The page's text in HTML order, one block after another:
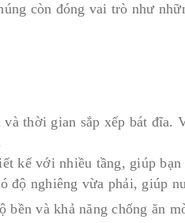
còn đóng vai trò như
thời gian sắp xếp bát đĩa.
kế với nhiều tầng, giúp
độ nghiêng vừa phải, giúp
bền và khả năng chống ăn